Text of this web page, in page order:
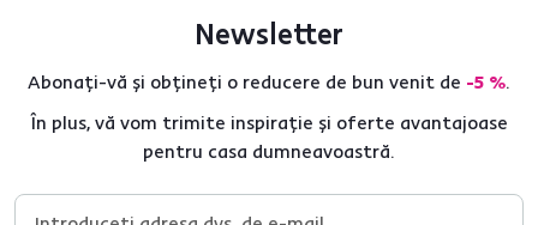
Newsletter
Abonați-vă și obțineți o reducere de bun venit de -5 %.
În plus, vă vom trimite inspirație și oferte avantajoase
pentru casa dumneavoastră.